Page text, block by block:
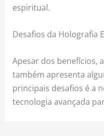
espiritual.
Desafios da Holografia
Apesar dos benefícios,
também apresenta
principais desafios é a
tecnologia avançada